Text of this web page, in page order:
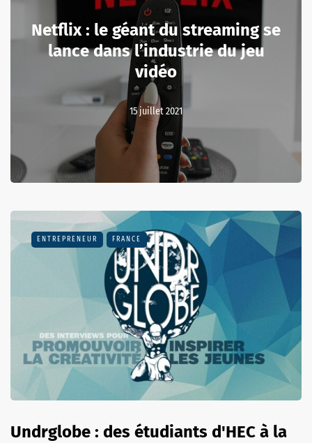
Netflix : le géant du streaming se
lance dans l’industrie du jeu
vidéo
15 juillet 2021
ENTREPRENEUR FRANCE
Undrglobe : des étudiants d'HEC à la